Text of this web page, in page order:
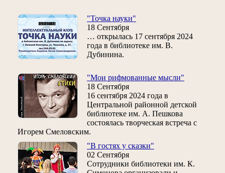
"Точка науки"
18 Сентября
… открылась 17 сентября 2024
года в библиотеке им. В.
Дубинина.
"Мои рифмованные мысли"
18 Сентября
16 сентября 2024 года в
Центральной районной детской
библиотеке им. А. Пешкова
состоялась творческая встреча с
Игорем Смеловским.
"В гостях у сказки"
02 Сентября
Сотрудники библиотеки им. К.